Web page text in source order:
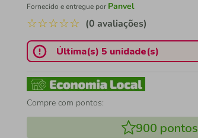
Fornecido e entregue por Panvel
☆☆☆☆☆ (0 avaliações)
Última(s) 5 unidade(s)
Compre com pontos:
900 pontos